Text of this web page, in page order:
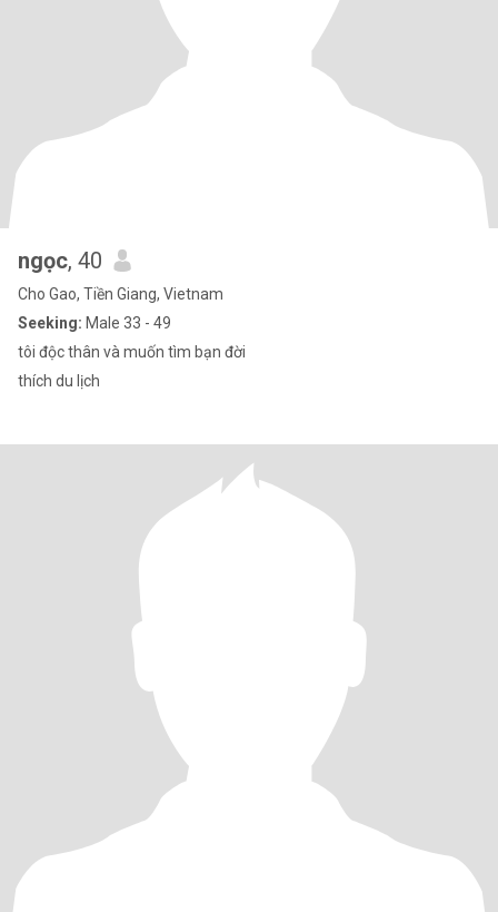
ngọc, 40
Cho Gao, Tiền Giang, Vietnam
Seeking: Male 33 - 49
tôi độc thân và muốn tìm bạn đời
thích du lịch